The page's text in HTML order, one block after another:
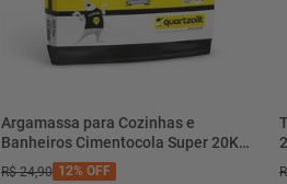
Argamassa para Cozinhas e
Banheiros Cimentocola Super 20KG
- 0118.00001.0020PL - Quartzolit
R$ 24,90 12% OFF